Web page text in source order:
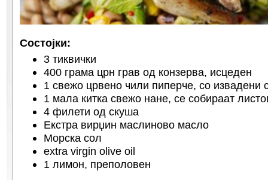
Состојки:
3 тиквички
400 грама црн грав од конзерва, исцеден
1 свежо црвено чили пиперче, со извадени
1 мала китка свежо нане, се собираат
4 филети од скуша
Екстра вирџин маслиново масло
Морска сол
extra virgin olive oil
1 лимон, преполовен